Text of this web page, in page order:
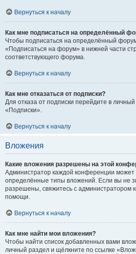
Вернуться к началу
Как мне подписаться на определённый
Чтобы подписаться на определённый
«Подписаться на форум» в нижней части
соответствующего форума.
Вернуться к началу
Как мне отказаться от подписки?
Для отказа от подписки перейдите в
«Подписки».
Вернуться к началу
Вложения
Какие вложения разрешены на этой
Администратор каждой конференции может
определённые типы вложений. Если вы не
разрешены, свяжитесь с администратором
помощи.
Вернуться к началу
Как мне найти мои вложения?
Чтобы найти список добавленных вами
личный раздел и щёлкните по ссылке